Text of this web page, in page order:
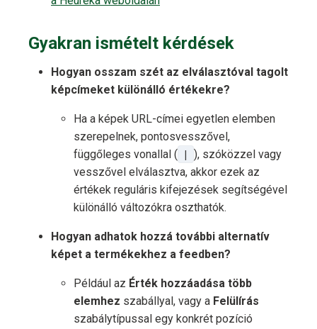
Gyakran ismételt kérdések
Hogyan osszam szét az elválasztóval tagolt
képcímeket különálló értékekre?
Ha a képek URL-címei egyetlen elemben
szerepelnek, pontosvesszővel,
függőleges vonallal ( | ), szóközzel vagy
vesszővel elválasztva, akkor ezek az
értékek reguláris kifejezések segítségével
különálló változókra oszthatók.
Hogyan adhatok hozzá további alternatív
képet a termékekhez a feedben?
Például az Érték hozzáadása több
elemhez szabállyal, vagy a Felülírás
szabálytípussal egy konkrét pozíció